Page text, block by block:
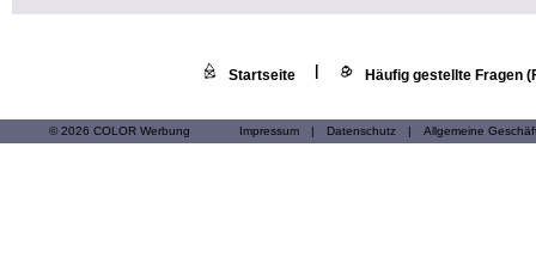
Startseite Häufig gestellte Fragen
© 2026 COLOR Werbung Impressum | Datenschutz | Allgemeine